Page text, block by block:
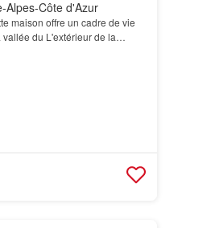
Alpes-Côte d'Azur
maison offre un cadre de vie
du L'extérieur de la